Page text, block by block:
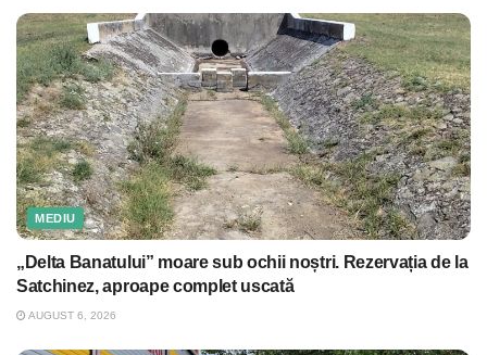
MEDIU
„Delta Banatului” moare sub ochii noștri. Rezervația de la
Satchinez, aproape complet uscată
AUGUST 6, 2026